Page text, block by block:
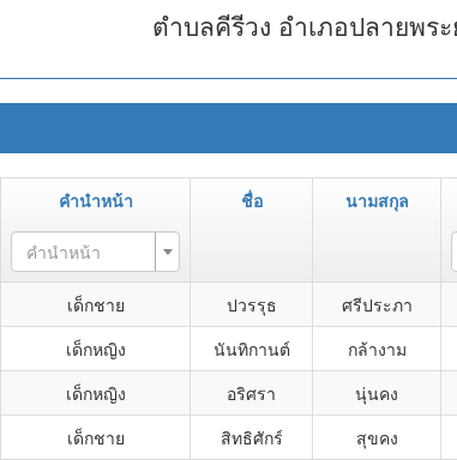
ตำบลคีรีวง อำเภอปลายพร
คำนำหน้า ชื่อ นามสกุล
คำนำหน้า
เด็กชาย ปวรรุธ ศรีประภา
เด็กหญิง นันทิกานต์ กล้างาม
เด็กหญิง อริศรา นุ่นคง
เด็กชาย สิทธิศักร์ สุขคง